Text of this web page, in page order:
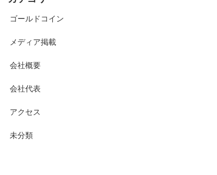
ゴールドコイン
メディア掲載
会社概要
会社代表
アクセス
未分類